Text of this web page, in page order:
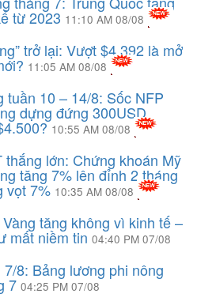
từ 2023 11:10 AM 08/08
trở lại: Vượt $4.392 là mở
11:05 AM 08/08
tuần 10 – 14/8: Sốc NFP
dựng đứng 300USD,
10:55 AM 08/08
thắng lớn: Chứng khoán Mỹ
tăng 7% lên đỉnh 2 tháng
vọt 7% 10:35 AM 08/08
tăng không vì kinh tế –
mất niềm tin 04:40 PM 07/08
8: Bảng lương phi nông
7 04:25 PM 07/08